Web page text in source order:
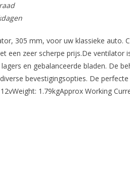
305 mm, voor uw klassieke auto.
een zeer scherpe prijs.De ventilator
en gebalanceerde bladen. De
bevestigingsopties. De
1.79kgApprox Working